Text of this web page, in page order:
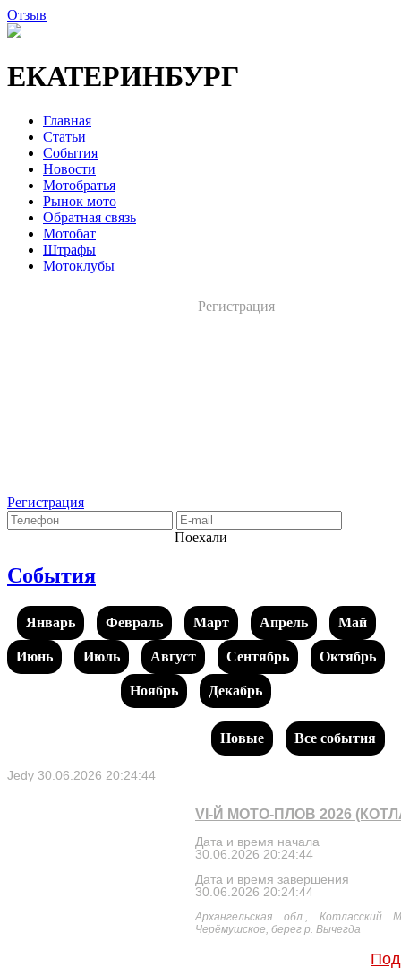
Отзыв
ЕКАТЕРИНБУРГ
Главная
Статьи
События
Новости
Мотобратья
Рынок мото
Обратная связь
Мотобат
Штрафы
Мотоклубы
Регистрация
Регистрация
Поехали
События
Январь Февраль Март Апрель Май
Июнь Июль Август Сентябрь Октябрь
Ноябрь Декабрь
Новые Все события
Jedy 30.06.2026 20:24:44
VI-Й МОТО-ПЛОВ 2026
Дата и время начала
30.06.2026 20:24:44
Дата и время завершения
30.06.2026 20:24:44
Архангельская обл.,
Черёмушское, берег р. Вычегда